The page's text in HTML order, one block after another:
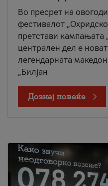
Во пресрет на
фестивалот
претстави кампањата
централен дел е
легендарната
„Билјан
Дознај повеќе